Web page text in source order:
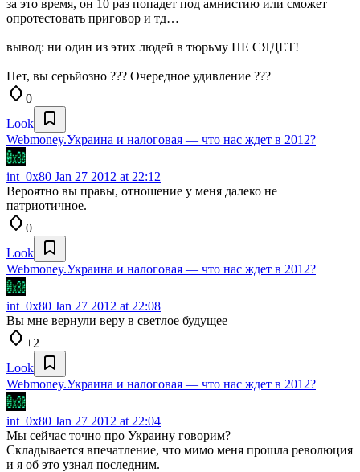
за это время, он 10 раз попадет под амнистию или сможет
опротестовать приговор и тд…
вывод: ни один из этих людей в тюрьму НЕ СЯДЕТ!
Нет, вы серьйозно ??? Очередное удивление ???
0
Look
Webmoney.Украина и налоговая — что нас ждет в 2012?
int_0x80 Jan 27 2012 at 22:12
Вероятно вы правы, отношение у меня далеко не
патриотичное.
0
Look
Webmoney.Украина и налоговая — что нас ждет в 2012?
int_0x80 Jan 27 2012 at 22:08
Вы мне вернули веру в светлое будущее
+2
Look
Webmoney.Украина и налоговая — что нас ждет в 2012?
int_0x80 Jan 27 2012 at 22:04
Мы сейчас точно про Украину говорим?
Складывается впечатление, что мимо меня прошла революция
и я об это узнал последним.